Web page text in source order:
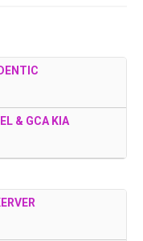
& GCA KIA